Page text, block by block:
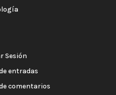
Sesión
entradas
comentarios